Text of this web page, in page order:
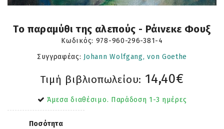
Το παραμύθι της αλεπούς - Ράινεκε Φουξ
Κωδικός: 978-960-296-381-4
Συγγραφέας: Johann Wolfgang, von Goethe
Τιμή βιβλιοπωλείου: 14,40€
Άμεσα διαθέσιμο. Παράδοση 1-3 ημέρες
Ποσότητα